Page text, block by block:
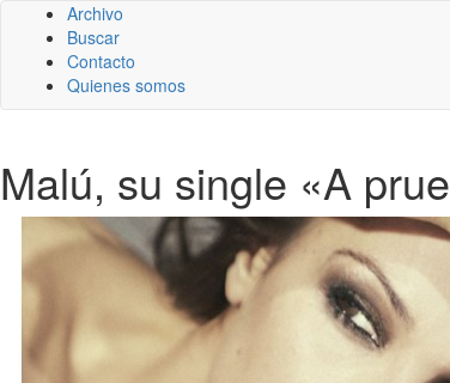
Archivo
Buscar
Contacto
Quienes somos
Malú, su single «A